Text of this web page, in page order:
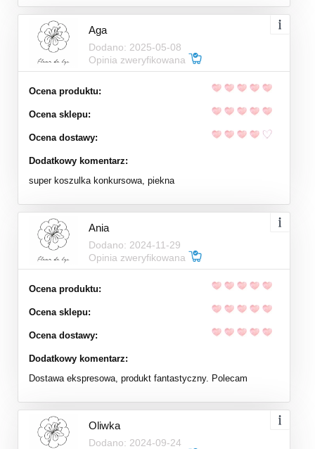
Aga
Dodano: 2025-05-08
Opinia zweryfikowana
Ocena produktu:
Ocena sklepu:
Ocena dostawy:
Dodatkowy komentarz:
super koszulka konkursowa, piekna
Ania
Dodano: 2024-11-29
Opinia zweryfikowana
Ocena produktu:
Ocena sklepu:
Ocena dostawy:
Dodatkowy komentarz:
Dostawa ekspresowa, produkt fantastyczny. Polecam
Oliwka
Dodano: 2024-09-24